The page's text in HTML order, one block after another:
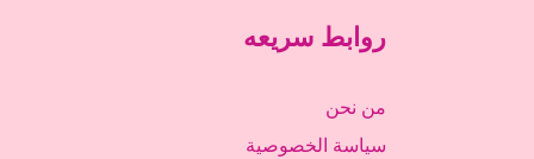
روابط سريعه
من نحن
سياسة الخصوصية